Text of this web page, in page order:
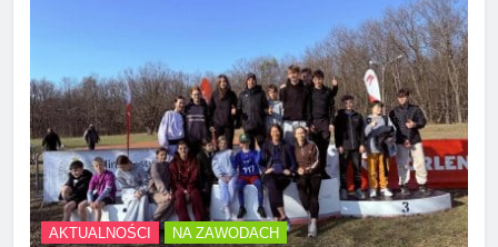
AKTUALNOŚCI NA ZAWODACH